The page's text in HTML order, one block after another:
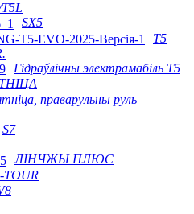
SX5
T5
Гідраўлічны электрамабіль T5
праварульны руль
S7
ЛІНЧЖЫ ПЛЮС
TOUR